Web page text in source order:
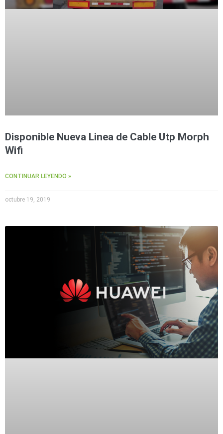
Disponible Nueva Linea de Cable Utp Morph
Wifi
CONTINUAR LEYENDO »
octubre 19, 2019